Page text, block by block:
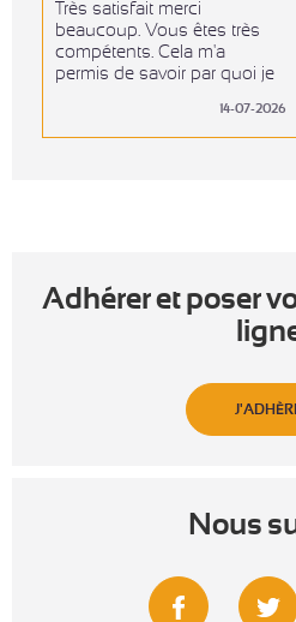
Très satisfait merci
beaucoup. Vous êtes très
compétents. Cela m'a
permis de savoir par quoi je
14-07-2026
Adhérer et poser
Nous